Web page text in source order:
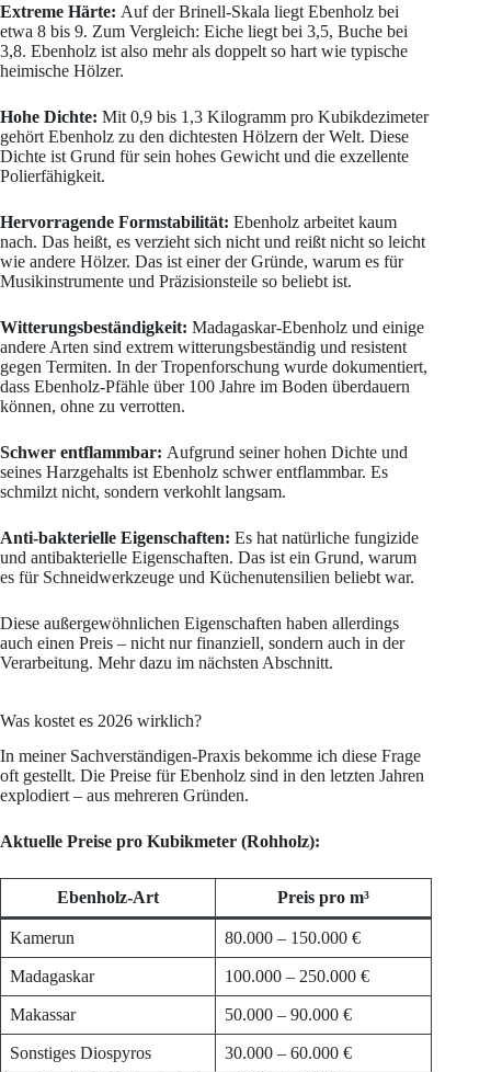
Extreme Härte: Auf der Brinell-Skala liegt Ebenholz bei
etwa 8 bis 9. Zum Vergleich: Eiche liegt bei 3,5, Buche bei
3,8. Ebenholz ist also mehr als doppelt so hart wie typische
heimische Hölzer.
Hohe Dichte: Mit 0,9 bis 1,3 Kilogramm pro Kubikdezimeter
gehört Ebenholz zu den dichtesten Hölzern der Welt. Diese
Dichte ist Grund für sein hohes Gewicht und die exzellente
Polierfähigkeit.
Hervorragende Formstabilität: Ebenholz arbeitet kaum
nach. Das heißt, es verzieht sich nicht und reißt nicht so leicht
wie andere Hölzer. Das ist einer der Gründe, warum es für
Musikinstrumente und Präzisionsteile so beliebt ist.
Witterungsbeständigkeit: Madagaskar-Ebenholz und einige
andere Arten sind extrem witterungsbeständig und resistent
gegen Termiten. In der Tropenforschung wurde dokumentiert,
dass Ebenholz-Pfähle über 100 Jahre im Boden überdauern
können, ohne zu verrotten.
Schwer entflammbar: Aufgrund seiner hohen Dichte und
seines Harzgehalts ist Ebenholz schwer entflammbar. Es
schmilzt nicht, sondern verkohlt langsam.
Anti-bakterielle Eigenschaften: Es hat natürliche fungizide
und antibakterielle Eigenschaften. Das ist ein Grund, warum
es für Schneidwerkzeuge und Küchenutensilien beliebt war.
Diese außergewöhnlichen Eigenschaften haben allerdings
auch einen Preis – nicht nur finanziell, sondern auch in der
Verarbeitung. Mehr dazu im nächsten Abschnitt.
Was kostet es 2026 wirklich?
In meiner Sachverständigen-Praxis bekomme ich diese Frage
oft gestellt. Die Preise für Ebenholz sind in den letzten Jahren
explodiert – aus mehreren Gründen.
Aktuelle Preise pro Kubikmeter (Rohholz):
Ebenholz-Art Preis pro m³
Kamerun 80.000 – 150.000 €
Madagaskar 100.000 – 250.000 €
Makassar 50.000 – 90.000 €
Sonstiges Diospyros
30.000 – 60.000 €